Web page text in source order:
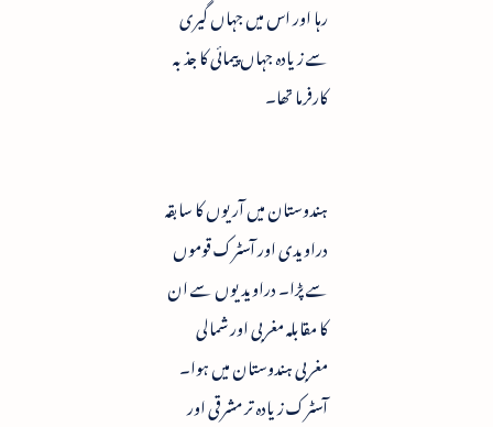
رہا اور اس میں جہاں گیری
سے زیادہ جہاں پیمائی کا جذبہ
کارفرما تھا۔
ہندوستان میں آریوں کا سابقہ
دراویدی اور آسٹرک قوموں
سے پڑا۔ دراویدیوں سے ان
کا مقابلہ مغربی اور شمالی
مغربی ہندوستان میں ہوا۔
آسٹرک زیادہ تر مشرقی اور